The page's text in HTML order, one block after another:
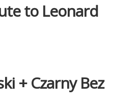
to Leonard
+ Czarny Bez